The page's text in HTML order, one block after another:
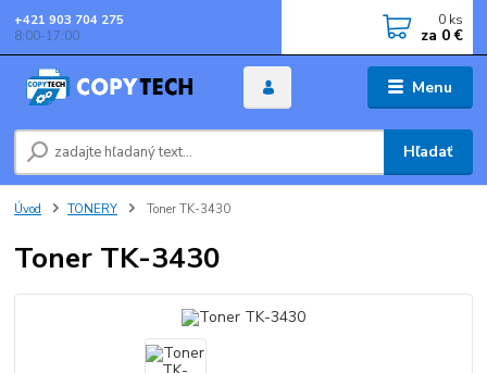
Menu
Hľadať
+421 903 704 275
8:00-17:00
0 ks
za 0 €
Úvod TONERY Toner TK-3430
Toner TK-3430